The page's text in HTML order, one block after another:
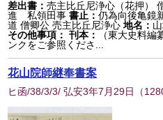
差出書：売主比丘尼浄心（花押）
進 私領田事書止：仍為向後亀鏡
道 僧卿公 売主比丘尼浄心 地名：
その他事項： 刊本：
（東大史料編
ンクをご参照くださ...
花山院師継奉書案
ヒ函/38/3/3/ 弘安3年7月29日 （